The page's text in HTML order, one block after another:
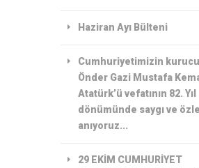
Haziran Ayı Bülteni
Cumhuriyetimizin
Önder Gazi Mustafa
Atatürk’ü vefatının 82. Yıl
dönümünde saygı ve
anıyoruz...
29 EKİM CUMHURİYET